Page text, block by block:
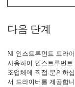
다음 단계
NI 인스트루먼트 드라
사용하여 인스트루먼
조업체에 직접 문의하
서 드라이버를 제공합